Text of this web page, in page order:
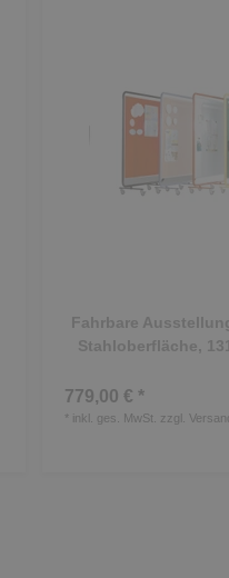
Fahrbare
Stahloberfläche,
779,00 € *
* inkl. ges. MwSt. zzgl.